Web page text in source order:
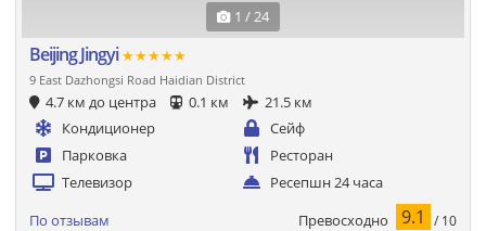
1 / 24
Beijing Jingyi★★★★★
9 East Dazhongsi Road Haidian District
4.7 км до центра 0.1 км
21.5 км
Кондиционер
Сейф
Парковка
Ресторан
Телевизор
Ресепшн 24 часа
По отзывам Превосходно 9.1 / 10